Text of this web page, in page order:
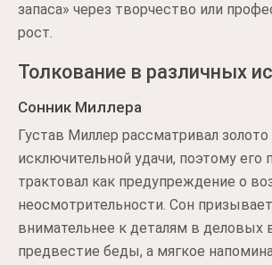
запаса» через творчество или
рост.
Толкование в различных
Сонник Миллера
Густав Миллер рассматривал
исключительной удачи, поэтому его
трактовал как предупреждение о
неосмотрительности. Сон
внимательнее к деталям в деловых
предвестие беды, а мягкое